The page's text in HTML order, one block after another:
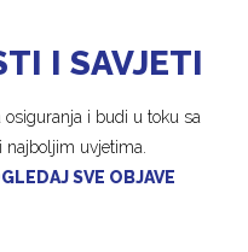
I SAVJETI
osiguranja i budi u toku sa
uvjetima.
SVE OBJAVE